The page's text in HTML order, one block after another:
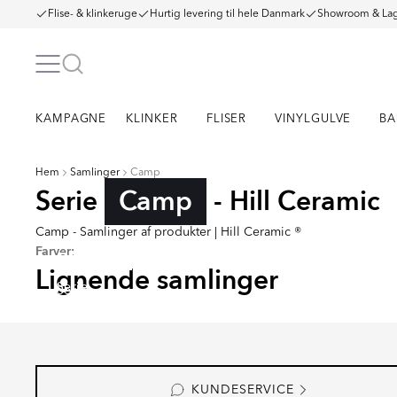
Flise- & klinkeruge Hurtig levering til hele Danmark Showroom &
KAMPAGNE KLINKER FLISER VINYLGULVE
Hem Samlinger Camp
Serie Camp - Hill Ceramic
Camp - Samlinger af produkter | Hill Ceramic ®
Farver:
Lignende samlinger
RENOLIA
Serie
FARNEL
Serie
KUNDESERVICE